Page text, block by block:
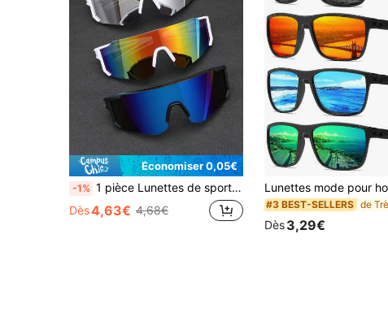
Économiser 0,05€
-1% 1 pièce Lunettes de sport unisexes pour le cyclisme avec verres dégradés mercure, convenant pour le vélo, la randonnée, la course à pied pour les vacances à la plage, en extérieur et les voyages
Dès4,63€ 4,68€ #3 BEST-SELLERS
Dès3,29€